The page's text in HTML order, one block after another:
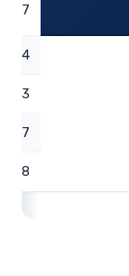
2.34
0.93
5.47
6.88